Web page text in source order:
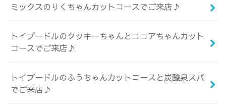
ミックスのりくちゃんカットコースでご来店♪
トイプードルのクッキーちゃんとココアちゃんカット
コースでご来店♪
トイプードルのふうちゃんカットコースと炭酸泉スパ
でご来店♪